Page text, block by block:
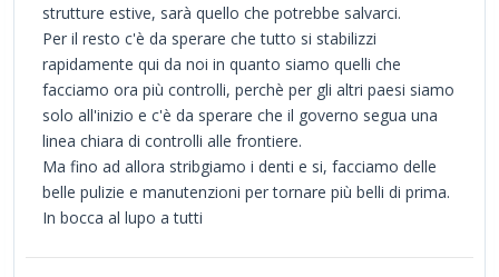
strutture estive, sarà quello che potrebbe salvarci.
Per il resto c'è da sperare che tutto si stabilizzi
rapidamente qui da noi in quanto siamo quelli che
facciamo ora più controlli, perchè per gli altri paesi siamo
solo all'inizio e c'è da sperare che il governo segua una
linea chiara di controlli alle frontiere.
Ma fino ad allora stribgiamo i denti e si, facciamo delle
belle pulizie e manutenzioni per tornare più belli di prima.
In bocca al lupo a tutti